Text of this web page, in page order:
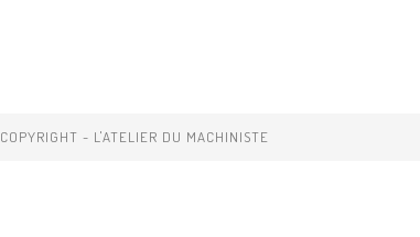
COPYRIGHT - L'ATELIER DU MACHINISTE